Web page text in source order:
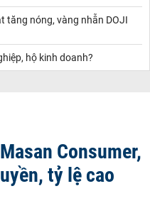
tăng nóng, vàng nhẫn DOJI
hộ kinh doanh?
Consumer,
tỷ lệ cao